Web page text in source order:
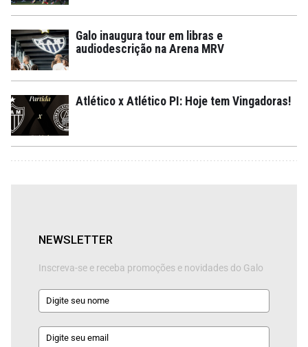
Galo inaugura tour em libras e
audiodescrição na Arena MRV
Atlético x Atlético PI: Hoje tem Vingadoras!
NEWSLETTER
Inscreva-se e receba promoções e novidades do Galo